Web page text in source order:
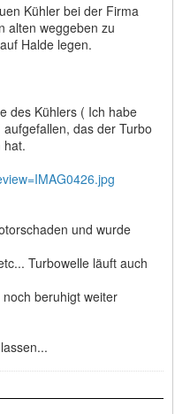
Kühler bei der Firma
alten weggeben zu
Halde legen.
des Kühlers ( Ich habe
das der Turbo
hat.
und wurde
Turbowelle läuft auch
beruhigt weiter